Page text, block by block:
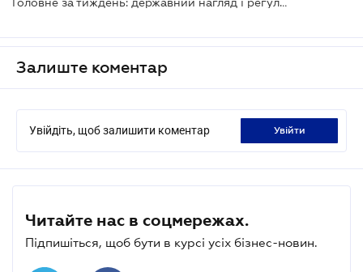
Залиште коментар
Увійдіть, щоб залишити коментар увійти
Читайте нас в соцмережах.
Підпишіться, щоб бути в курсі усіх бізнес-новин.